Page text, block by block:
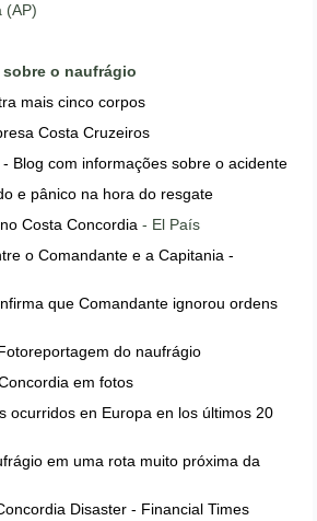
(AP)
o naufrágio
mais cinco corpos
Costa Cruzeiros
Blog com informações sobre o acidente
e pânico na hora do resgate
Costa Concordia - El País
o Comandante e a Capitania -
que Comandante ignorou ordens
do naufrágio
em fotos
ocurridos en Europa en los últimos 20
em uma rota muito próxima da
Disaster - Financial Times